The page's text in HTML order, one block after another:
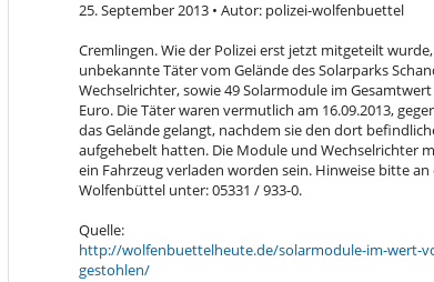
25. September 2013 • Autor: polizei-wolfenbuettel
Cremlingen. Wie der Polizei erst jetzt mitgeteilt
unbekannte Täter vom Gelände des Solarparks
Wechselrichter, sowie 49 Solarmodule im
Euro. Die Täter waren vermutlich am 16.09.2013,
das Gelände gelangt, nachdem sie den dort
aufgehebelt hatten. Die Module und Wechselrichter
ein Fahrzeug verladen worden sein. Hinweise bitte an
Wolfenbüttel unter: 05331 / 933-0.
Quelle:
http://wolfenbuettelheute.de/solarmodule-im-wert-
gestohlen/